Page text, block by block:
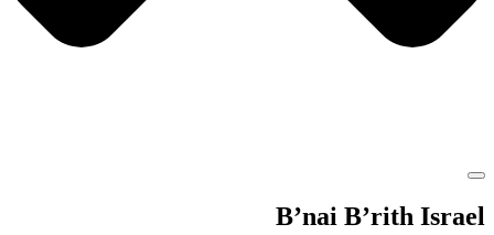
B’nai B’rith Israel